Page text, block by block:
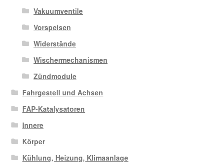
Vakuumventile
Vorspeisen
Widerstände
Wischermechanismen
Zündmodule
Fahrgestell und Achsen
FAP-Katalysatoren
Innere
Körper
Kühlung, Heizung, Klimaanlage